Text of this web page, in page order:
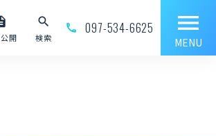
開
search
検索
phone_outline
097-534-6625 menu
MENU